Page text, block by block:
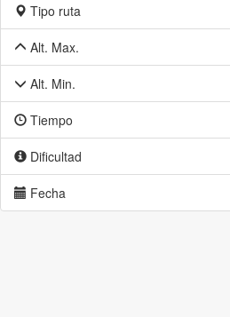
Tipo ruta
Alt. Max.
Alt. Min.
Tiempo
Dificultad
Fecha